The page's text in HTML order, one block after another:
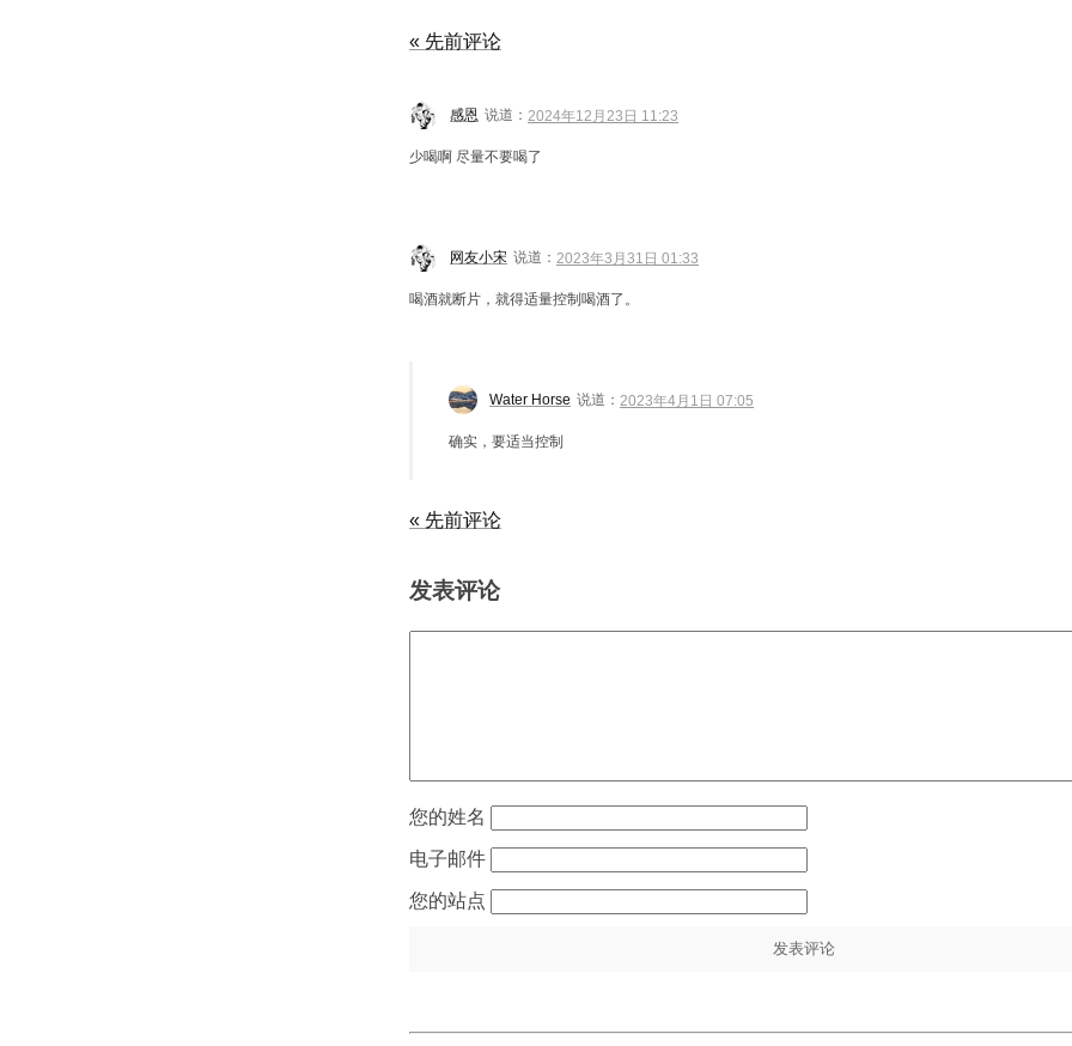
« 先前评论
感恩 说道： 2024年12月23日 11:23
少喝啊 尽量不要喝了
网友小宋 说道： 2023年3月31日 01:33
喝酒就断片，就得适量控制喝酒了。
Water Horse 说道： 2023年4月1日 07:05
确实，要适当控制
« 先前评论
发表评论
姓名
电子邮件
站点